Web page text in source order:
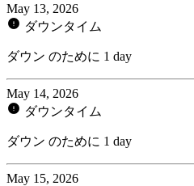
May 13, 2026
ダウンタイム
ダウン のために 1 day
May 14, 2026
ダウンタイム
ダウン のために 1 day
May 15, 2026